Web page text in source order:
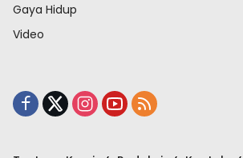
Gaya Hidup
Video